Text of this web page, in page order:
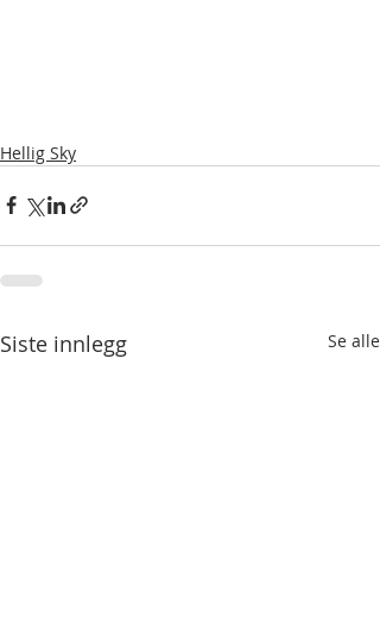
Hellig Sky
Siste innlegg Se alle